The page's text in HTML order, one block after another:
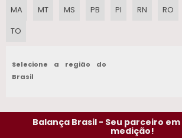
MA
MT MS PB PI RN RO
TO
Selecione a região do
Brasil
Balança Brasil - Seu parceiro
medição!